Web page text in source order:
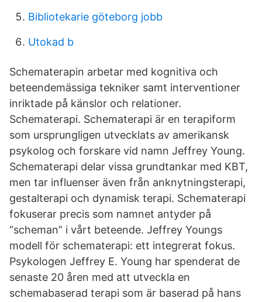
Bibliotekarie göteborg jobb
Utokad b
Schematerapin arbetar med kognitiva och
beteendemässiga tekniker samt interventioner
inriktade på känslor och relationer.
Schematerapi. Schematerapi är en terapiform
som ursprungligen utvecklats av amerikansk
psykolog och forskare vid namn Jeffrey Young.
Schematerapi delar vissa grundtankar med KBT,
men tar influenser även från anknytningsterapi,
gestalterapi och dynamisk terapi. Schematerapi
fokuserar precis som namnet antyder på
“scheman” i vårt beteende. Jeffrey Youngs
modell för schematerapi: ett integrerat fokus.
Psykologen Jeffrey E. Young har spenderat de
senaste 20 åren med att utveckla en
schemabaserad terapi som är baserad på hans